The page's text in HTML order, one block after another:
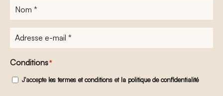
Nom
Adresse
e-
mail*
Conditions*
J'accepte les termes et conditions et la politique de confidentialité